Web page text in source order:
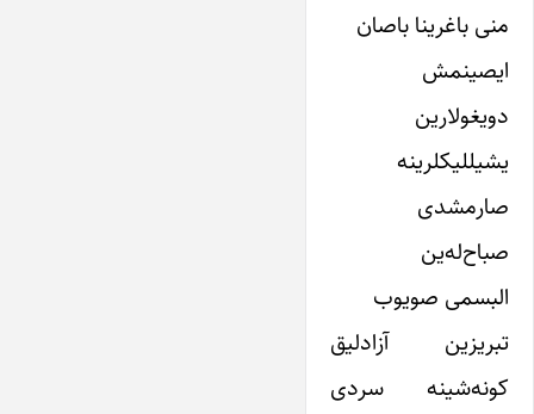
منى باغرینا باصان
ایصینمش
دویغولارین
یشیللیکلرینه
صارمشدى
صباح‌له‌ین
البسمى صویوب
تبریزین آزادلیق
کونه‌شینه سردى